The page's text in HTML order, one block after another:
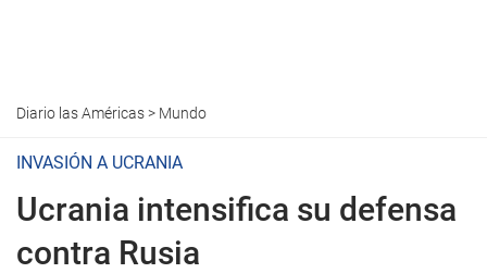
Diario las Américas> Mundo
INVASIÓN A UCRANIA
Ucrania intensifica su defensa
contra Rusia